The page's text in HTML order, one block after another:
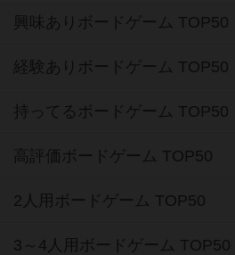
興味ありボードゲーム TOP50
経験ありボードゲーム TOP50
持ってるボードゲーム TOP50
高評価ボードゲーム TOP50
2人用ボードゲーム TOP50
3～4人用ボードゲーム TOP50